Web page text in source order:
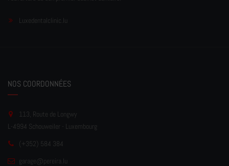
Luxedentalclinic.lu
NOS COORDONNÉES
113, Route de Longwy
L-4994 Schouweiler - Luxembourg
(+352) 584 384
garage@pereira.lu